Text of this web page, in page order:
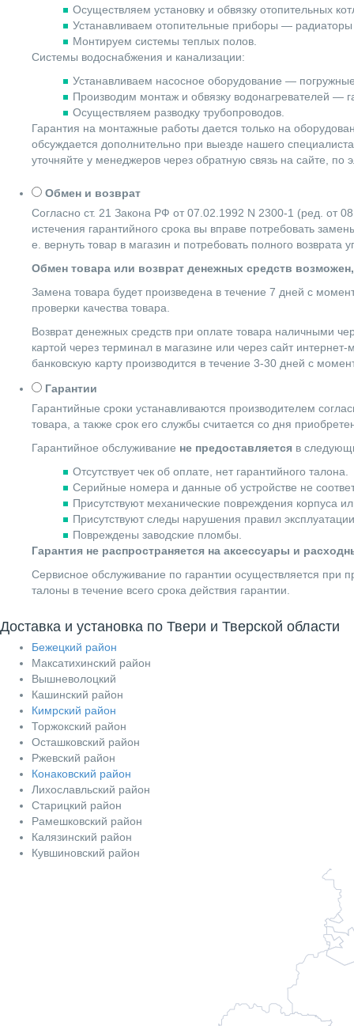
Осуществляем установку и обвязку отопительных
Устанавливаем отопительные приборы —
Монтируем системы теплых полов.
Системы водоснабжения и канализации:
Устанавливаем насосное оборудование —
Производим монтаж и обвязку водонагревателей —
Осуществляем разводку трубопроводов.
Гарантия на монтажные работы дается только на
обсуждается дополнительно при выезде нашего
уточняйте у менеджеров через обратную связь на сайте,
Обмен и возврат
Согласно ст. 21 Закона РФ от 07.02.1992 N 2300-1 (ред. от
истечения гарантийного срока вы вправе потребовать
е. вернуть товар в магазин и потребовать полного
Обмен товара или возврат денежных средств
Замена товара будет произведена в течение 7 дней с
проверки качества товара.
Возврат денежных средств при оплате товара наличными
картой через терминал в магазине или через сайт
банковскую карту производится в течение 3-30 дней с
Гарантии
Гарантийные сроки устанавливаются производителем
товара, а также срок его службы считается со дня
Гарантийное обслуживание не предоставляется в
Отсутствует чек об оплате, нет гарантийного талона.
Серийные номера и данные об устройстве не
Присутствуют механические повреждения корпуса
Присутствуют следы нарушения правил
Повреждены заводские пломбы.
Гарантия не распространяется на аксессуары и
Сервисное обслуживание по гарантии осуществляется при
талоны в течение всего срока действия гарантии.
Доставка и установка по Твери и Тверской области
Бежецкий район
Максатихинский район
Вышневолоцкий
Кашинский район
Кимрский район
Торжокский район
Осташковский район
Ржевский район
Конаковский район
Лихославльский район
Старицкий район
Рамешковский район
Калязинский район
Кувшиновский район